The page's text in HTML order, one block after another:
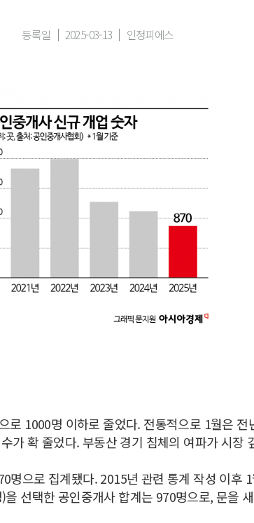
등록일 2025-03-13 인정피에스
1000명 이하로 줄었다. 전통적으로 1월은
가 확 줄었다. 부동산 경기 침체의 여파가 시장
명으로 집계됐다. 2015년 관련 통계 작성 이후
선택한 공인중개사 합계는 970명으로, 문을